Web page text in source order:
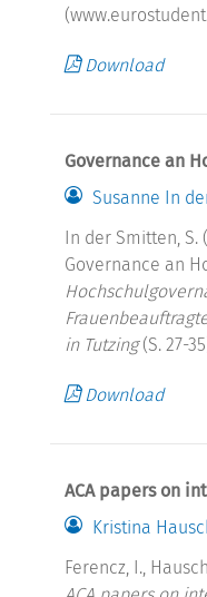
Download
Governance an
Susanne In
In der Smitten, S.
Governance an
in Tutzing(S. 27-
Download
ACA papers on
Kristina
Ferencz, I.,